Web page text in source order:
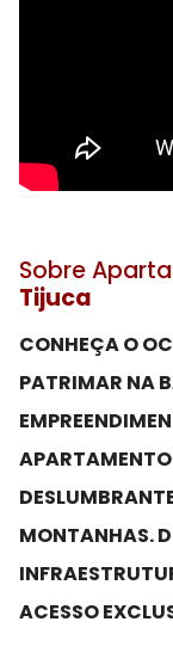
Sobre
Tijuca
CONHEÇA O
PATRIMAR NA
MONTANHAS.
ACESSO